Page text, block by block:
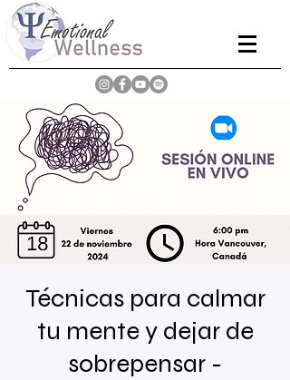
Técnicas para calmar
tu mente y dejar de
sobrepensar -